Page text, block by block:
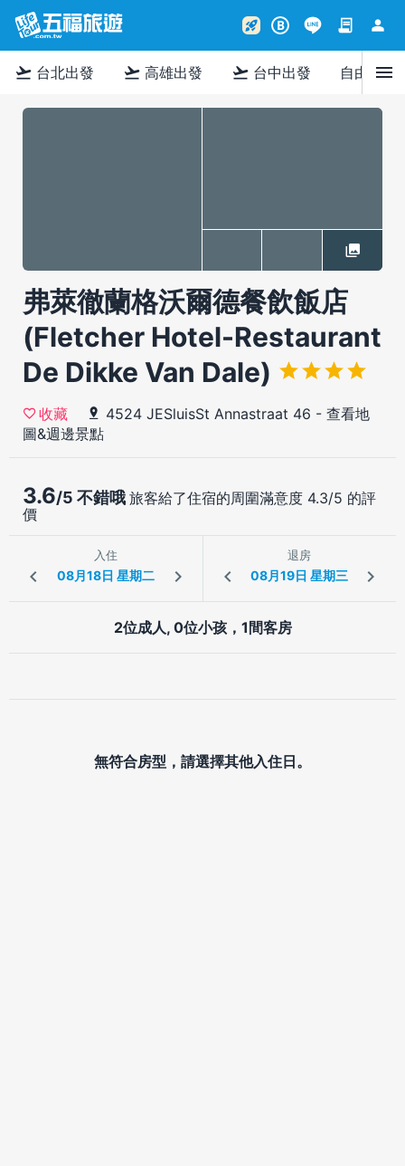
rocket_launch B contract person
flight_takeoff 台北出發 flight_takeoff 高雄出發 flight_takeoff 台中出發 自由行menu
弗萊徹蘭格沃爾德餐飲飯店
(Fletcher Hotel-Restaurant
De Dikke Van Dale)
收藏 4524 JESluisSt Annastraat 46 - 查看地
圖&週邊景點
3.6/5 不錯哦 旅客給了住宿的周圍滿意度 4.3/5 的評
價
入住 退房
2位成人, 0位小孩，1間客房
無符合房型，請選擇其他入住日。